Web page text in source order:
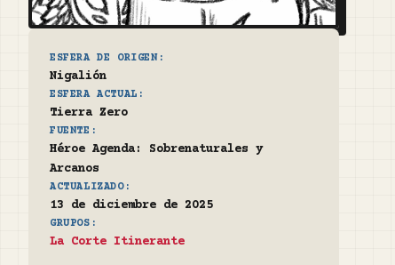
ESFERA DE ORIGEN:
Nigalión
ESFERA ACTUAL:
Tierra Zero
FUENTE:
Héroe Agenda: Sobrenaturales y
Arcanos
ACTUALIZADO:
13 de diciembre de 2025
GRUPOS:
La Corte Itinerante